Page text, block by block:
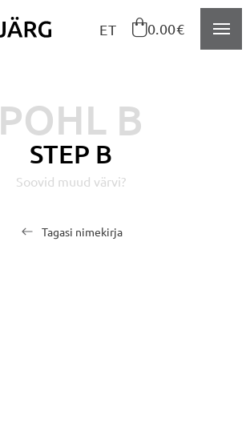
ET 0.00€
POHL B
STEP B
Soovid muud värvi?
Tagasi nimekirja